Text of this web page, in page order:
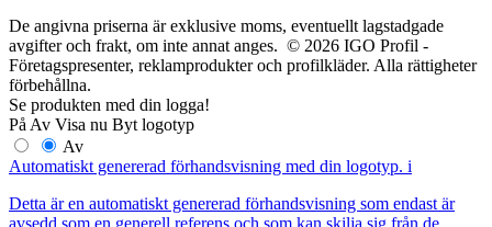
De angivna priserna är exklusive moms, eventuellt lagstadgade
avgifter och frakt, om inte annat anges. © 2026 IGO Profil -
Företagspresenter, reklamprodukter och profilkläder. Alla rättigheter
förbehållna.
Se produkten med din logga!
På Av Visa nu Byt logotyp
Av
Automatiskt genererad förhandsvisning med din logotyp. i
Detta är en automatiskt genererad förhandsvisning som endast är
avsedd som en generell referens och som kan skilja sig från de